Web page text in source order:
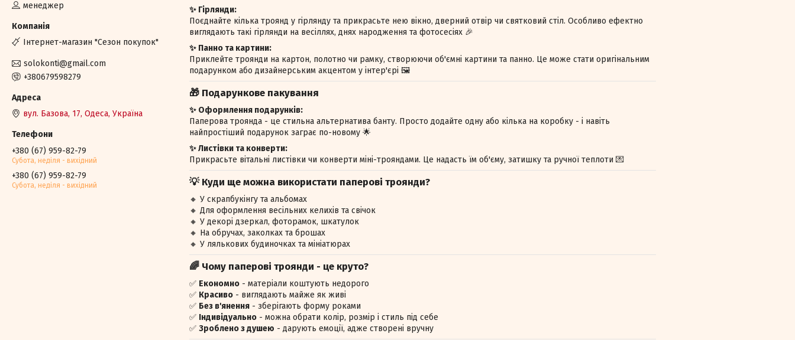
✨ Гірлянди:
Поєднайте кілька троянд у гірлянду та прикрасьте нею вікно, дверний отвір чи святковий стіл. Особливо ефектно
виглядають такі гірлянди на весіллях, днях народження та фотосесіях 🎉
✨ Панно та картини:
Приклейте троянди на картон, полотно чи рамку, створюючи об'ємні картини та панно. Це може стати оригінальним
подарунком або дизайнерським акцентом у інтер'єрі 🖼️
🎁 Подарункове пакування
✨ Оформлення подарунків:
Паперова троянда - це стильна альтернатива банту. Просто додайте одну або кілька на коробку - і навіть
найпростіший подарунок заграє по-новому 🌟
✨ Листівки та конверти:
Прикрасьте вітальні листівки чи конверти міні-трояндами. Це надасть їм об'єму, затишку та ручної теплоти 💌
💡 Куди ще можна використати паперові троянди?
🔸 У скрапбукінгу та альбомах
🔸 Для оформлення весільних келихів та свічок
🔸 У декорі дзеркал, фоторамок, шкатулок
🔸 На обручах, заколках та брошах
🔸 У лялькових будиночках та мініатюрах
🌈 Чому паперові троянди - це круто?
✅ Економно - матеріали коштують недорого
✅ Красиво - виглядають майже як живі
✅ Без в'янення - зберігають форму роками
✅ Індивідуально - можна обрати колір, розмір і стиль під себе
✅ Зроблено з душею - дарують емоції, адже створені вручну
менеджер
Iнтернет-магазин "Сезон покупок"
solokonti@gmail.com
+380679598279
вул. Базова, 17, Одеса, Україна
+380 (67) 959-82-79
Субота, недiля - вихiдний
+380 (67) 959-82-79
Субота, недiля - вихiдний